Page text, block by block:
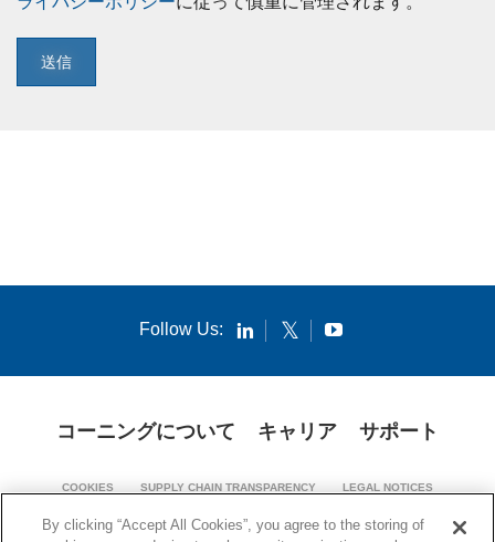
送信
Follow Us:
コーニングについて キャリア サポート
COOKIES SUPPLY CHAIN TRANSPARENCY LEGAL NOTICES
By clicking “Accept All Cookies”, you agree to the storing of